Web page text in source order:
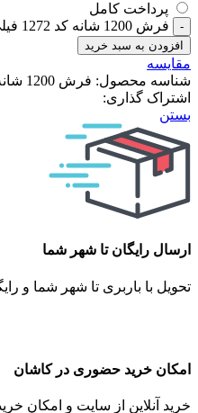
پرداخت کامل
فرش 1200 شانه کد 1272 فیلی عدد
افزودن به سبد خرید
مقایسه
شناسه محصول: فرش 1200 شانه کد 1272 فیلی
اشتراک گذاری:
بستن
ارسال رایگان تا شهر شما
تحویل با باربری تا شهر شما و
امکان خرید حضوری در کاشان
خرید آنلاین از سایت و امکان